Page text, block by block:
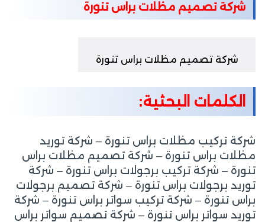
شركة تصميم مظلات براس تنورة
شركة تصميم مظلات براس تنورة
الكلمات البحثية:
شركة تركيب مظلات براس تنورة – شركة توريد
مظلات براس تنورة – شركة تصميم مظلات براس
تنورة – شركة تركيب برجولات براس تنورة – شركة
توريد برجولات براس تنورة – شركة تصميم برجولات
براس تنورة – شركة تركيب سواتر براس تنورة – شركة
توريد سواتر براس تنورة – شركة تصميم سواتر براس